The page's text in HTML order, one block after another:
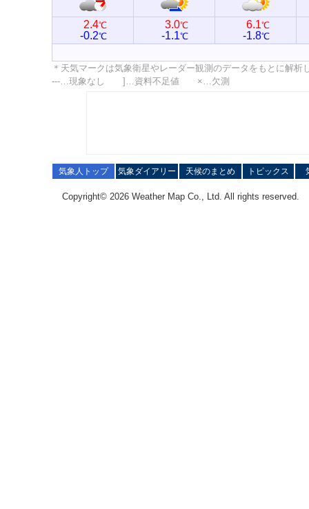
2.4℃
-0.2℃
3.0℃
-1.1℃
6.1℃
-1.8℃
＊天気マークは気象衛星やレーダー観測のデータをもとに解
---…現象なし ]…資料不足値 ×…欠測
気象人トップ 気象ダイアリー 天候のまとめ トピックス
Copyright© 2026 Weather Map Co., Ltd. All rights reserved.